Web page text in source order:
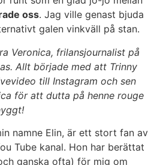
oss. Jag ville genast bjuda
galen vinkväll på stan.
Veronica, frilansjournalist på
Allt började med att Trinny
till Instagram och sen
för att dutta på henne rouge
namne Elin, är ett stort fan av
Tube kanal. Hon har berättat
ganska ofta) för mig om